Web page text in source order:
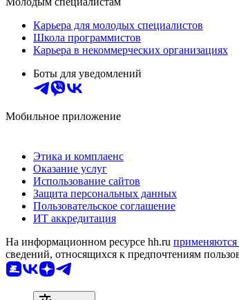
Карьера для молодых специалистов
Школа программистов
Карьера в некоммерческих организациях
Боты для уведомлений
Мобильное приложение
Этика и комплаенс
Оказание услуг
Использование сайтов
Защита персональных данных
Пользовательское соглашение
ИТ аккредитация
На информационном ресурсе hh.ru применяются
сведений, относящихся к предпочтениям